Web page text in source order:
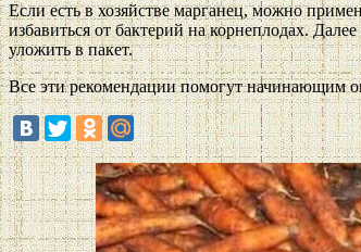
Если есть в хозяйстве марганец, можно
избавиться от бактерий на корнеплодах.
уложить в пакет.
Все эти рекомендации помогут начинающим